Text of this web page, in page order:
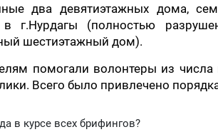
два девятиэтажных дома,
г.Нурдагы (полностью
шестиэтажный дом).
помогали волонтеры из числа
Всего было привлечено
в курсе всех брифингов?